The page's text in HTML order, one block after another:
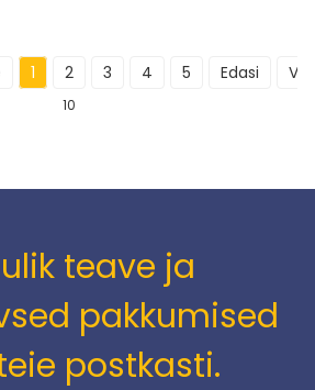
1 2 3 4 5 Edasi
10
teave ja
pakkumised
postkasti.